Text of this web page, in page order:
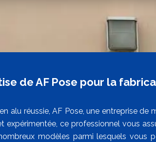
de AF Pose pour la
alu réussie, AF Pose, une entreprise de
expérimentée, ce professionnel vous
modèles parmi lesquels vous